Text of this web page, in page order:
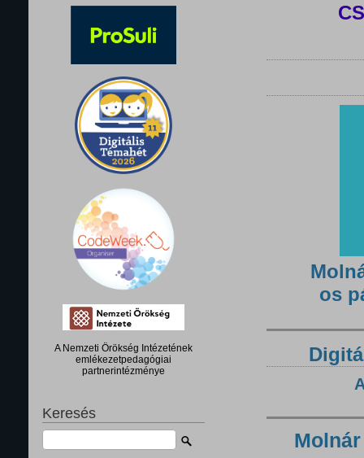
A Nemzeti Örökség Intézetének
emlékezetpedagógiai
partnerintézménye
Keresés
os